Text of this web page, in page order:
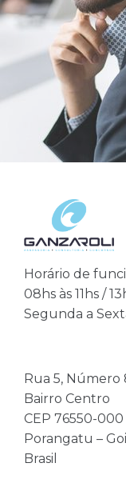
Horário de
08hs às 11hs /
Segunda a
Rua 5, Número
Bairro Centro
CEP 76550-000
Porangatu –
Brasil